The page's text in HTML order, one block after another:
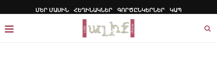
ՄԵՐ ՄԱՍԻՆ ՀԵՂԻՆԱԿՆԵՐ ԳՈՐԾԸՆԿԵՐՆԵՐ ԿԱՊ